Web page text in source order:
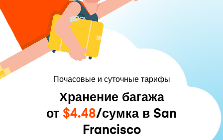
Почасовые и суточные тарифы
Хранение багажа
от $4.48/сумка в San
Francisco